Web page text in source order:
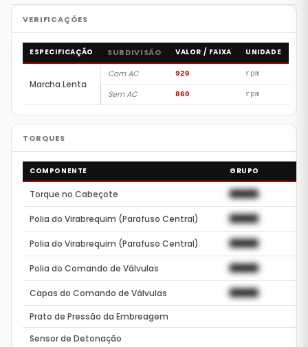
ESPECIFICAÇÃO SUBDIVISÃO VALOR / FAIXA UNIDADE
Marcha Lenta
Com AC 920 rpm
Sem AC 860 rpm
COMPONENTE GRUPO
Torque no Cabeçote ██████
Polia do Virabrequim (Parafuso Central) ██████
Polia do Virabrequim (Parafuso Central) ██████
Polia do Comando de Válvulas ██████
Capas do Comando de Válvulas ██████
Prato de Pressão da Embreagem
Sensor de Detonação